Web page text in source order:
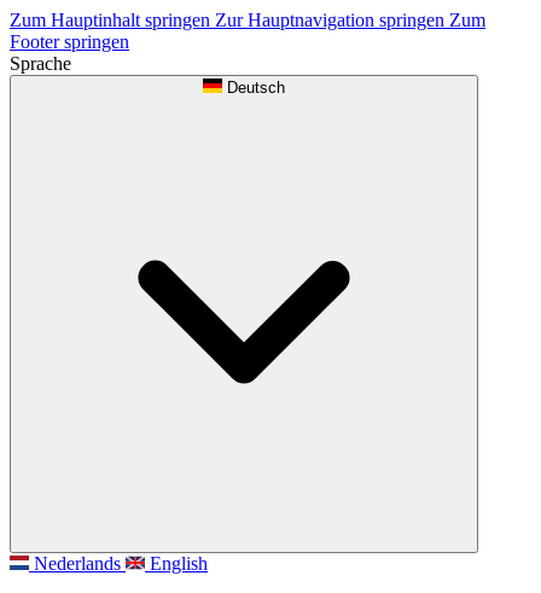
Zum Hauptinhalt springen Zur Hauptnavigation springen Zum
Footer springen
Sprache
Deutsch
Nederlands English